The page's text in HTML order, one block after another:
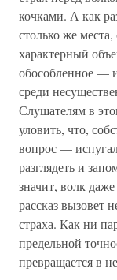
кочками. А как
столько же
характерный
обособленное —
среди
Слушателям в
уловить, что,
вопрос —
разглядеть и
значит, волк
рассказ вызовет
страха. Как ни
предельной
превращается в